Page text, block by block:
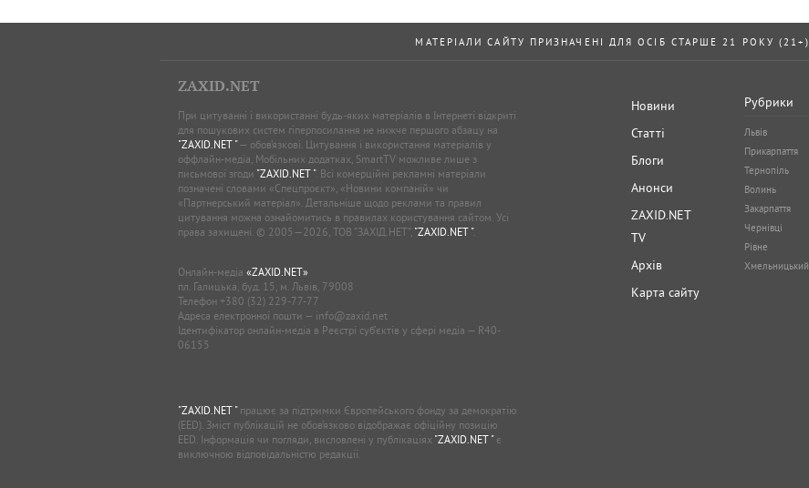
МАТЕРІАЛИ САЙТУ ПРИЗНАЧЕНІ ДЛЯ ОСІБ СТАРШЕ 21 РОКУ (21+)
ZAXID.NET
При цитуванні і використанні будь-яких матеріалів в Інтернеті відкриті
для пошукових систем гіперпосилання не нижче першого абзацу на
"ZAXID.NET "— обов’язкові. Цитування і використання матеріалів у
оффлайн-медіа, Мобільних додатках, SmartTV можливе лише з
письмової згоди "ZAXID.NET ". Всі комерційні рекламні матеріали
позначені словами «Спецпроєкт», «Новини компаній» чи
«Партнерський матеріал». Детальніше щодо реклами та правил
цитування можна ознайомитись в правилах користування сайтом. Усі
права захищені. © 2005—2026, ТОВ “ЗАХІД.НЕТ”, "ZAXID.NET ".
Онлайн-медіа «ZAXID.NET»
пл. Галицька, буд. 15, м. Львів, 79008
Телефон +380 (32) 229-77-77
Адреса електронної пошти — info@zaxid.net
Ідентифікатор онлайн-медіа в Реєстрі суб'єктів у сфері медіа — R40-
06155
"ZAXID.NET "працює за підтримки Європейського фонду за демократію
(EED). Зміст публікацій не обов’язково відображає офіційну позицію
EED. Інформація чи погляди, висловлені у публікаціях "ZAXID.NET "є
виключною відповідальністю редакції.
Новини
Статті
Блоги
Анонси
ZAXID.NET
TV
Архів
Карта сайту
Рубрики
Львів
Прикарпаття
Тернопіль
Волинь
Закарпаття
Чернівці
Рівне
Хмельницький